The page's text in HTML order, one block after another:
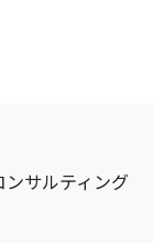
ンサルティング